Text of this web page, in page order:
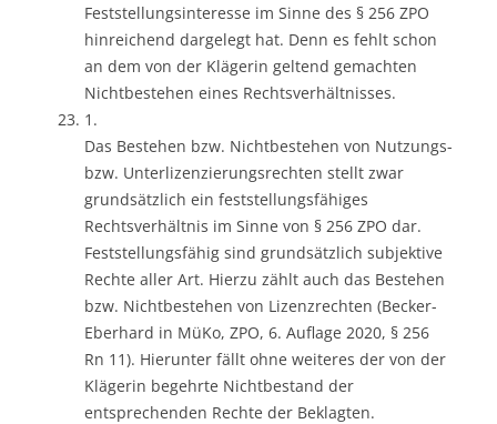
Feststellungsinteresse im Sinne des § 256 ZPO
hinreichend dargelegt hat. Denn es fehlt schon
an dem von der Klägerin geltend gemachten
Nichtbestehen eines Rechtsverhältnisses.
1.
Das Bestehen bzw. Nichtbestehen von Nutzungs-
bzw. Unterlizenzierungsrechten stellt zwar
grundsätzlich ein feststellungsfähiges
Rechtsverhältnis im Sinne von § 256 ZPO dar.
Feststellungsfähig sind grundsätzlich subjektive
Rechte aller Art. Hierzu zählt auch das Bestehen
bzw. Nichtbestehen von Lizenzrechten (Becker-
Eberhard in MüKo, ZPO, 6. Auflage 2020, § 256
Rn 11). Hierunter fällt ohne weiteres der von der
Klägerin begehrte Nichtbestand der
entsprechenden Rechte der Beklagten.